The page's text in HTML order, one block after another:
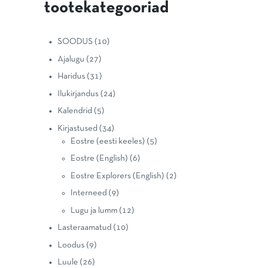
tootekategooriad
SOODUS (10)
Ajalugu (27)
Haridus (31)
Ilukirjandus (24)
Kalendrid (5)
Kirjastused (34)
Eostre (eesti keeles) (5)
Eostre (English) (6)
Eostre Explorers (English) (2)
Interneed (9)
Lugu ja lumm (12)
Lasteraamatud (10)
Loodus (9)
Luule (26)